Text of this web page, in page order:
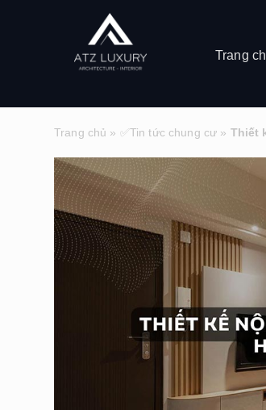
Trang
Trang chủ » ✅Tin tức chung cư » Thiết